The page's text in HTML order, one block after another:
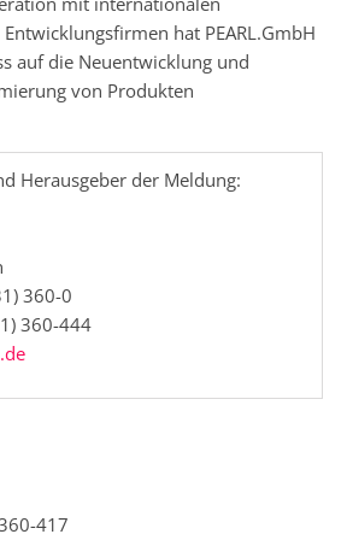
hat PEARL.GmbH
auf die Neuentwicklung und
von Produkten
Herausgeber der Meldung:
360-0
360-444
417